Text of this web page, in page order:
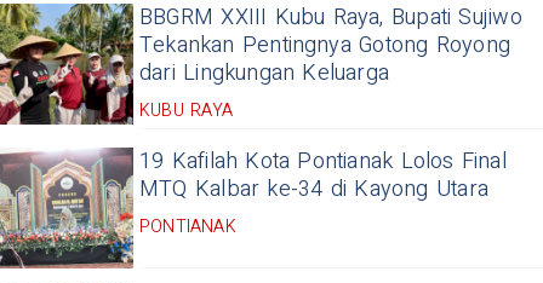
BBGRM XXIII Kubu Raya, Bupati Sujiwo
Tekankan Pentingnya Gotong Royong
dari Lingkungan Keluarga
KUBU RAYA
19 Kafilah Kota Pontianak Lolos Final
MTQ Kalbar ke-34 di Kayong Utara
PONTIANAK